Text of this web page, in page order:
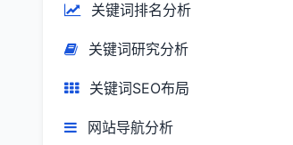
关键词排名分析
关键词研究分析
关键词SEO布局
网站导航分析